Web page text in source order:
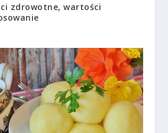
zdrowotne, wartości